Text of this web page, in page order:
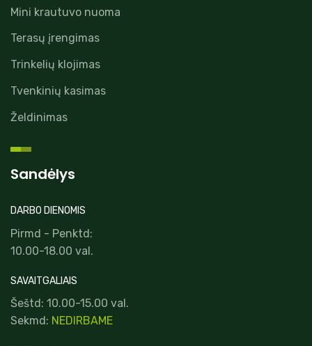
Mini krautuvo nuoma
Terasų įrengimas
Trinkelių klojimas
Tvenkinių kasimas
Želdinimas
Sandėlys
DARBO DIENOMIS
Pirmd - Penktd:
10.00-18.00 val.
SAVAITGALIAIS
Šeštd: 10.00-15.00 val.
Sekmd: NEDIRBAME